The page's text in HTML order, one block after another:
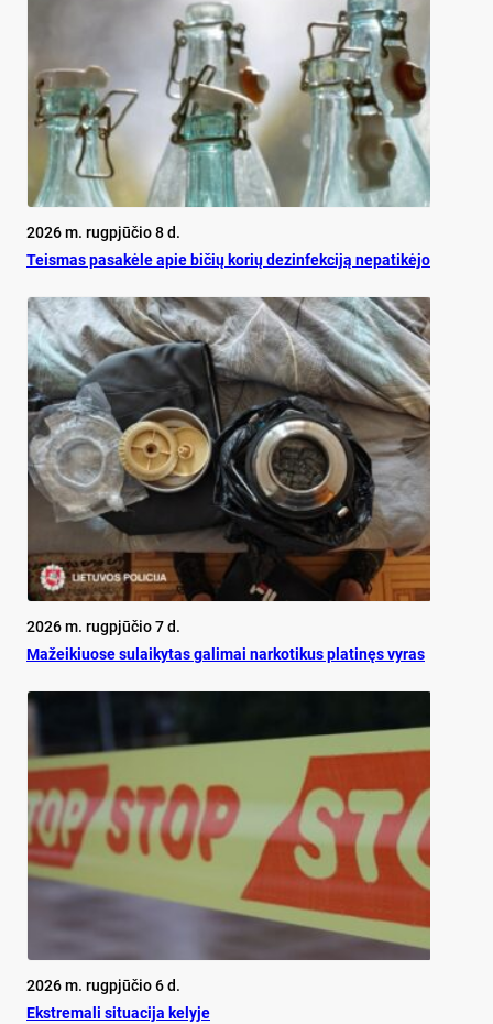
2026 m. rugpjūčio 8 d.
Teis­mas pa­sa­kė­le apie bi­čių ko­rių de­zin­fek­ci­ją ne­pa­ti­kė­jo
2026 m. rugpjūčio 7 d.
Mažeikiuose sulaikytas galimai narkotikus platinęs vyras
2026 m. rugpjūčio 6 d.
Ekst­re­ma­li si­tua­ci­ja ke­ly­je